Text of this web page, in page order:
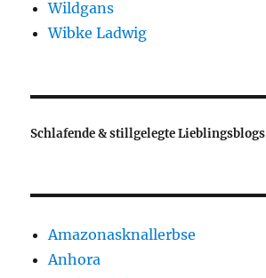
Wildgans
Wibke Ladwig
Schlafende & stillgelegte Lieblingsblogs
Amazonasknallerbse
Anhora